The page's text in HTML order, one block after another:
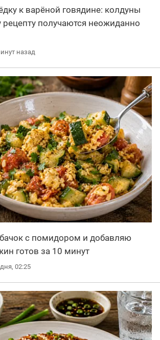
к варёной говядине: колдуны
получаются неожиданно
назад
с помидором и добавляю
готов за 10 минут
02:25